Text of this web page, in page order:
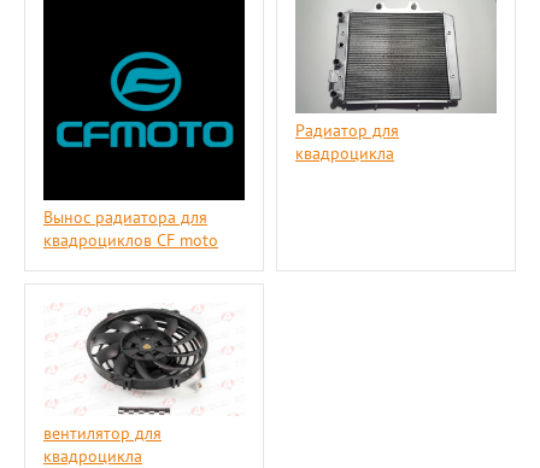
Вынос радиатора для
квадроциклов CF moto
Радиатор для
квадроцикла
вентилятор для
квадроцикла